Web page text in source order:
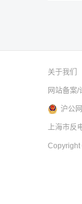
关于我们
网站备案/
沪公
上海市反
Copyright